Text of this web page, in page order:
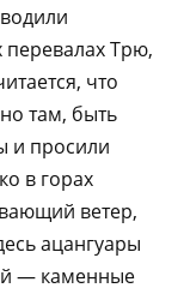
Трю,
что
там, быть
и просили
в горах
ветер,
ацангуары
— каменные